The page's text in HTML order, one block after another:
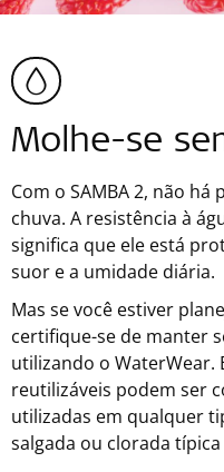
Molhe-se
Com o SAMBA 2, não
chuva. A resistência à
significa que ele está
suor e a umidade diária.
Mas se você estiver
certifique-se de manter
utilizando o WaterWear.
reutilizáveis podem ser
utilizadas em qualquer
salgada ou clorada